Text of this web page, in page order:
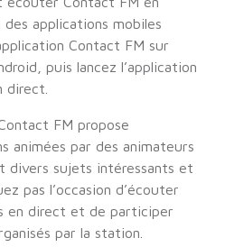
applications mobiles
Contact FM sur
puis lancez l’application
direct.
FM propose
animées par des animateurs
divers sujets intéressants et
pas l’occasion d’écouter
en direct et de participer
par la station.